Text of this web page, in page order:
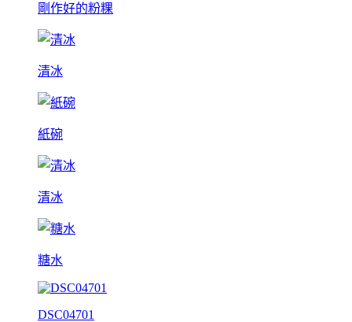
剛作好的粉粿
清冰
紙碗
清冰
糖水
DSC04701